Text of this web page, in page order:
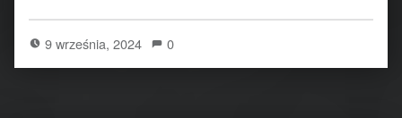
9 września, 2024 0